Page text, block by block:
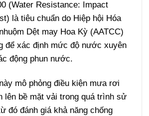
(Water Resistance: Impact
là tiêu chuẩn do Hiệp hội Hóa
Dệt may Hoa Kỳ (AATCC)
để xác định mức độ nước xuyên
động phun nước.
mô phỏng điều kiện mưa rơi
lên bề mặt vải trong quá trình sử
đó đánh giá khả năng chống